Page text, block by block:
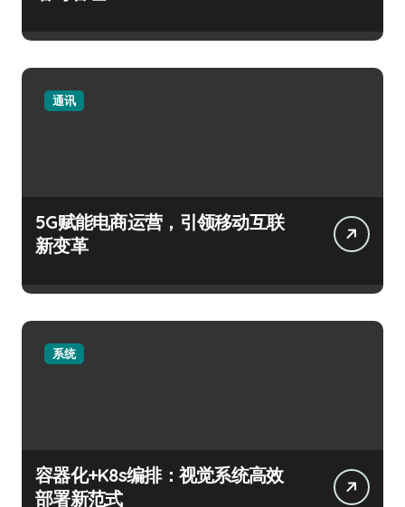
通讯
5G赋能电商运营，引领移动互联
新变革
系统
容器化+K8s编排：视觉系统高效
部署新范式